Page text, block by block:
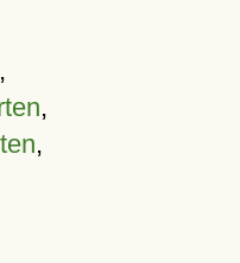
,
,